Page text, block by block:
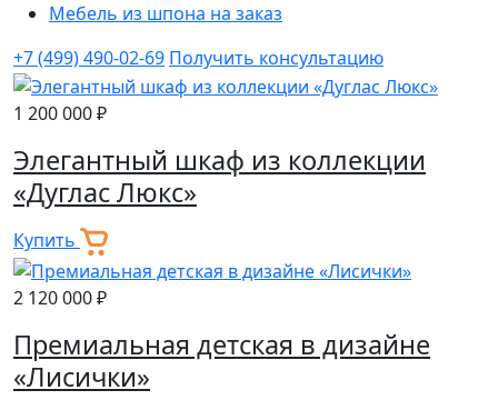
Мебель из шпона на заказ
+7 (499) 490-02-69 Получить консультацию
1 200 000 ₽
Элегантный шкаф из коллекции
«Дуглас Люкс»
Купить
2 120 000 ₽
Премиальная детская в дизайне
«Лисички»